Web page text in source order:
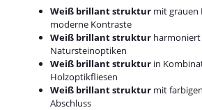
Weiß brillant strukturmit grauen
moderne Kontraste
Weiß brillant strukturharmoniert
Natursteinoptiken
Weiß brillant strukturin
Holzoptikfliesen
Weiß brillant strukturmit
Abschluss